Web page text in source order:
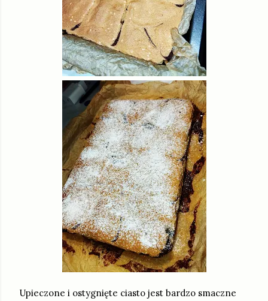
Upieczone i ostygnięte ciasto jest bardzo smaczne